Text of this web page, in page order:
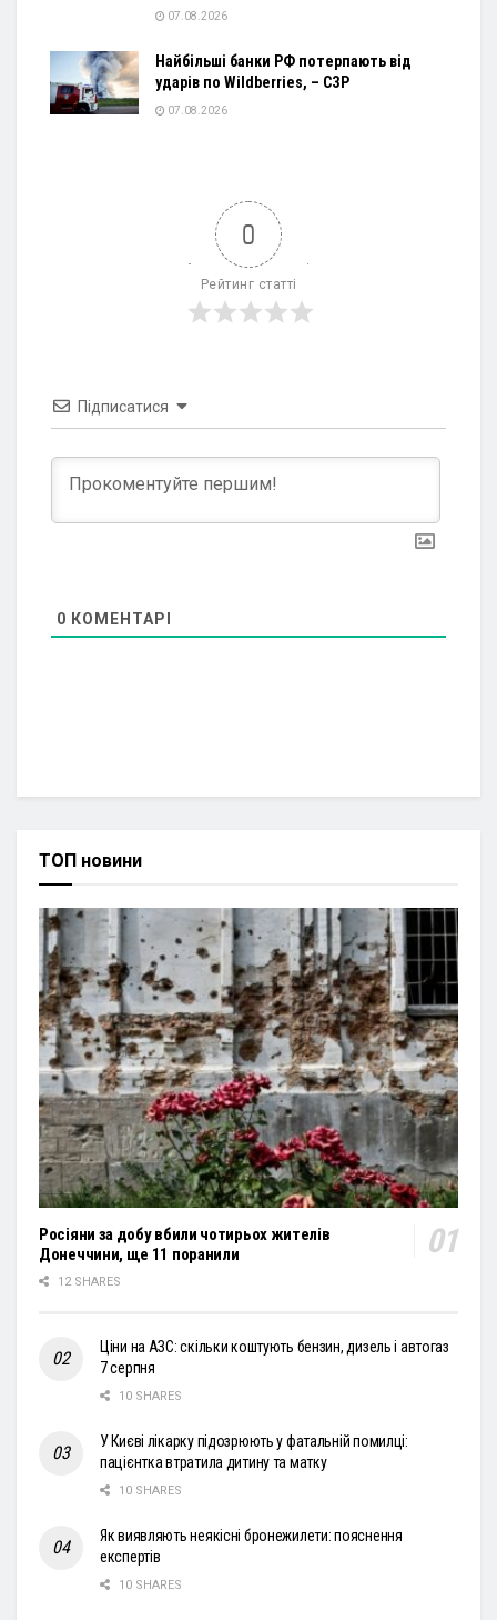
07.08.2026
Найбільші банки РФ потерпають від
ударів по Wildberries, – СЗР
07.08.2026
0
Рейтинг статті
Підписатися
0 КОМЕНТАРІ
ТОП новини
Росіяни за добу вбили чотирьох жителів
Донеччини, ще 11 поранили
12 SHARES
Ціни на АЗС: скільки коштують бензин, дизель і автогаз
7 серпня
10 SHARES
У Києві лікарку підозрюють у фатальній помилці:
пацієнтка втратила дитину та матку
10 SHARES
Як виявляють неякісні бронежилети: пояснення
експертів
10 SHARES